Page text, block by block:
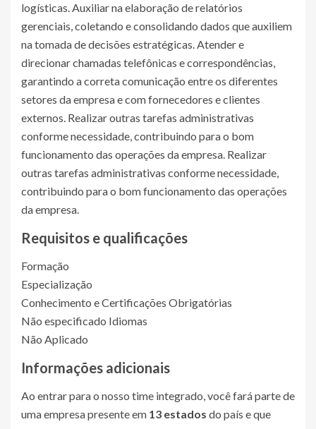
logísticas. Auxiliar na elaboração de relatórios
gerenciais, coletando e consolidando dados que auxiliem
na tomada de decisões estratégicas. Atender e
direcionar chamadas telefônicas e correspondências,
garantindo a correta comunicação entre os diferentes
setores da empresa e com fornecedores e clientes
externos. Realizar outras tarefas administrativas
conforme necessidade, contribuindo para o bom
funcionamento das operações da empresa. Realizar
outras tarefas administrativas conforme necessidade,
contribuindo para o bom funcionamento das operações
da empresa.
Requisitos e qualificações
Formação
Especialização
Conhecimento e Certificações Obrigatórias
Não especificado Idiomas
Não Aplicado
Informações adicionais
Ao entrar para o nosso time integrado, você fará parte de
uma empresa presente em 13 estados do país e que